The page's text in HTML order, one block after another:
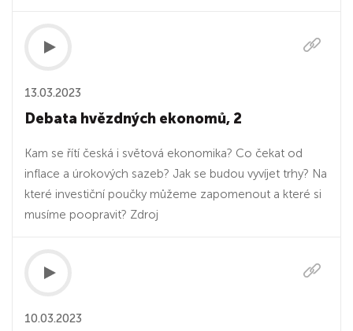
13.03.2023
Debata hvězdných ekonomů, 2
Kam se řítí česká i světová ekonomika? Co čekat od
inflace a úrokových sazeb? Jak se budou vyvíjet trhy? Na
které investiční poučky můžeme zapomenout a které si
musíme poopravit? Zdroj
10.03.2023